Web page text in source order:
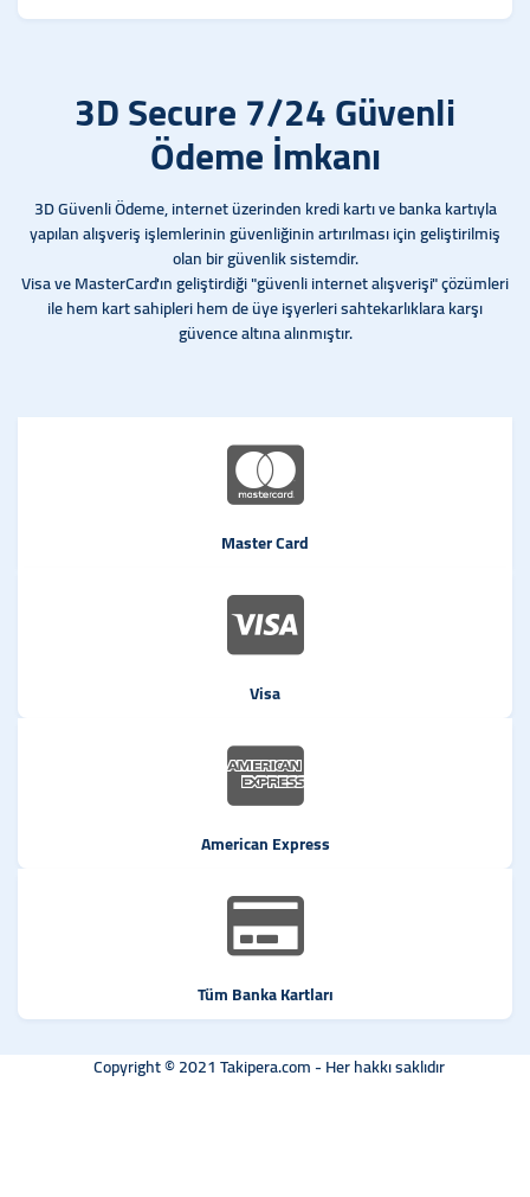
3D Secure 7/24 Güvenli
Ödeme İmkanı
3D Güvenli Ödeme, internet üzerinden kredi kartı ve banka kartıyla
yapılan alışveriş işlemlerinin güvenliğinin artırılması için geliştirilmiş
olan bir güvenlik sistemdir.
Visa ve MasterCard'ın geliştirdiği "güvenli internet alışverişi" çözümleri
ile hem kart sahipleri hem de üye işyerleri sahtekarlıklara karşı
güvence altına alınmıştır.
Master Card
Visa
American Express
Tüm Banka Kartları
Copyright © 2021 Takipera.com - Her hakkı saklıdır